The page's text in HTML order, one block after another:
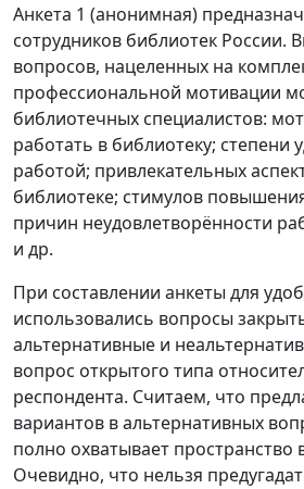
Анкета 1 (анонимная)
сотрудников библиотек России.
вопросов, нацеленных на
профессиональной мотивации
библиотечных специалистов:
работать в библиотеку; степени
работой; привлекательных
библиотеке; стимулов
причин неудовлетворённости
и др.
При составлении анкеты для
использовались вопросы
альтернативные и
вопрос открытого типа
респондента. Считаем, что
вариантов в альтернативных
полно охватывает
Очевидно, что нельзя